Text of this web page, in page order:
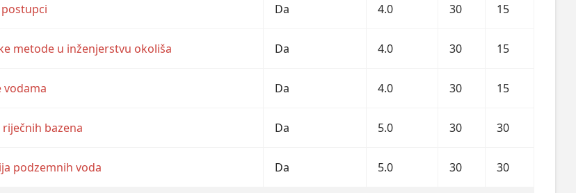
Da 4.0 30 15
metode u inženjerstvu okoliša Da 4.0 30 15
vodama Da 4.0 30 15
bazena Da 5.0 30 30
podzemnih voda Da 5.0 30 30